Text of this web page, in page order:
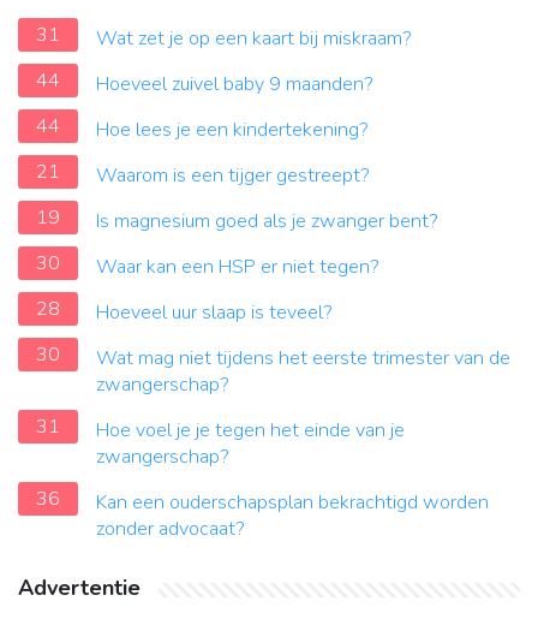
31
Wat zet je op een kaart bij miskraam?
44
Hoeveel zuivel baby 9 maanden?
44
Hoe lees je een kindertekening?
21
Waarom is een tijger gestreept?
19
Is magnesium goed als je zwanger bent?
30
Waar kan een HSP er niet tegen?
28
Hoeveel uur slaap is teveel?
30
Wat mag niet tijdens het eerste trimester van de
zwangerschap?
31
Hoe voel je je tegen het einde van je
zwangerschap?
36
Kan een ouderschapsplan bekrachtigd worden
zonder advocaat?
Advertentie